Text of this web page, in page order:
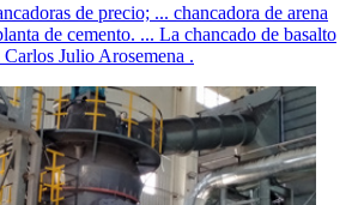
de precio; ... chancadora de arena
de cemento. ... La chancado de basalto
Carlos Julio Arosemena .